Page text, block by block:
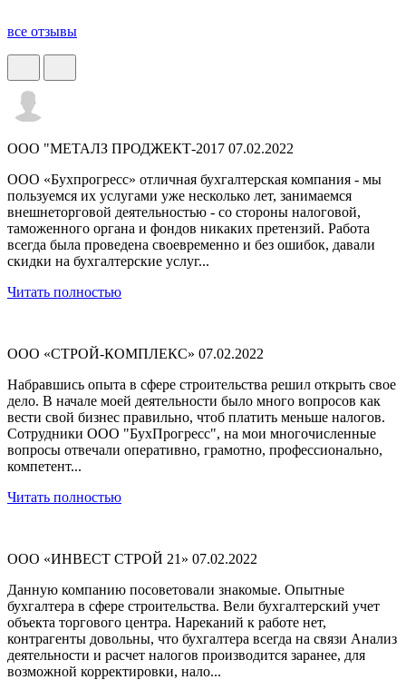
все отзывы
ООО "МЕТАЛЗ ПРОДЖЕКТ-2017 07.02.2022
ООО «Бухпрогресс» отличная бухгалтерская компания - мы
пользуемся их услугами уже несколько лет, занимаемся
внешнеторговой деятельностью - со стороны налоговой,
таможенного органа и фондов никаких претензий. Работа
всегда была проведена своевременно и без ошибок, давали
скидки на бухгалтерские услуг...
Читать полностью
ООО «СТРОЙ-КОМПЛЕКС» 07.02.2022
Набравшись опыта в сфере строительства решил открыть свое
дело. В начале моей деятельности было много вопросов как
вести свой бизнес правильно, чтоб платить меньше налогов.
Сотрудники ООО "БухПрогресс", на мои многочисленные
вопросы отвечали оперативно, грамотно, профессионально,
компетент...
Читать полностью
ООО «ИНВЕСТ СТРОЙ 21» 07.02.2022
Данную компанию посоветовали знакомые. Опытные
бухгалтера в сфере строительства. Вели бухгалтерский учет
объекта торгового центра. Нареканий к работе нет,
контрагенты довольны, что бухгалтера всегда на связи Анализ
деятельности и расчет налогов производится заранее, для
возможной корректировки, нало...